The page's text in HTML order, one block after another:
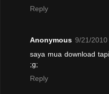
Reply
Anonymous 9/21/
saya mua download
;g;
Reply